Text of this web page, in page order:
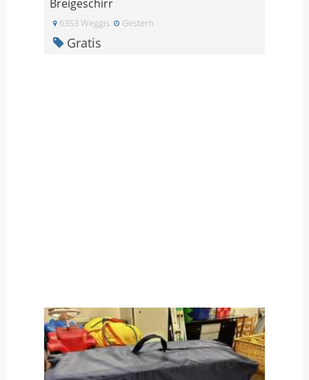
Breigeschirr
6353 Weggis Gestern
Gratis